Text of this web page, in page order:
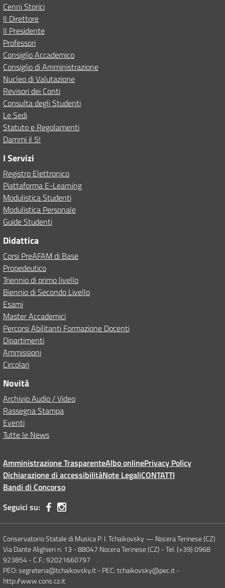
Cenni Storici
Il Direttore
Il Presidente
Professori
Consiglio Accademico
Consiglio di Amministrazione
Nucleo di Valutazione
Revisori dei Conti
Consulta degli Studenti
Le Sedi
Statuto e Regolamenti
Dammi il 5!
I Servizi
Registro Elettronico
Piattaforma E-Learning
Modulistica Studenti
Modulistica Personale
Guide Studenti
Didattica
Corsi PreAFAM di Base
Propedeutico
Triennio di primo livello
Biennio di Secondo Livello
Esami
Master Accademici
Percorsi Abilitanti Formazione Docenti
Dipartimenti
Ammissioni
Circolari
Novità
Archivio Audio / Video
Rassegna Stampa
Eventi
Tutte le News
Amministrazione TrasparenteAlbo onlinePrivacy Policy
Dichiarazione di accessibilitàNote LegaliCONTATTI
Bandi di Concorso
Seguici su:
Conservatorio Statale di Musica P. I. Tchaikovsky — Nocera Terinese (CZ)
Via Dante Alighieri n. 13 - 88047 Nocera Terinese (CZ) - Tel. (+39) 0968
923854 - C.F.: 92021660797
PEO: segreteria@tchaikovsky.it - PEC: tchaikovsky@pec.it -
http://www.cons.cz.it